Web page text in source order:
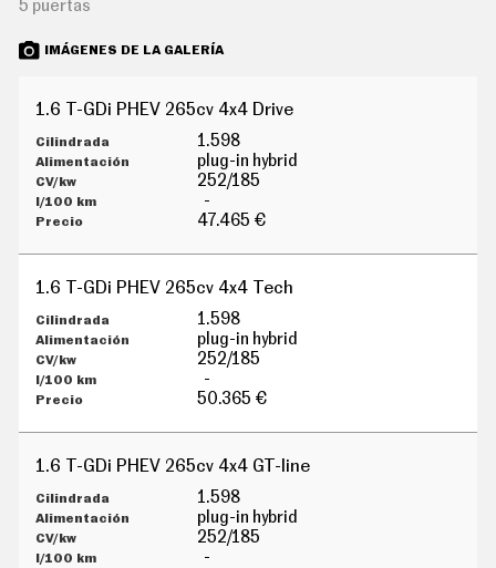
5 puertas
IMÁGENES DE LA GALERÍA
1.6 T-GDi PHEV 265cv 4x4 Drive
1.598
plug-in hybrid
252/185
-
47.465 €
1.6 T-GDi PHEV 265cv 4x4 Tech
1.598
plug-in hybrid
252/185
-
50.365 €
1.6 T-GDi PHEV 265cv 4x4 GT-line
1.598
plug-in hybrid
252/185
-